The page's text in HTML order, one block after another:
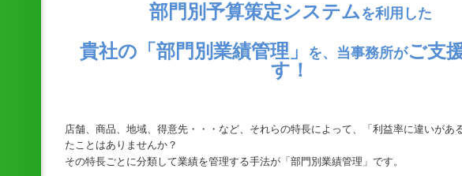
部門別予算策定システム を利用した
貴社の 「部門別業績管理」 を、 当事務所がご支
す！
店舗、商品、地域、得意先・・・など、それらの特長によって、「利益率に違いがあ
たことはありませんか？
その特長ごとに分類して業績を管理する手法が「部門別業績管理」です。